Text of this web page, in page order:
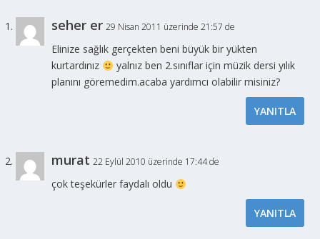
seher er 29 Nisan 2011 üzerinde 21:57 de
Elinize sağlık gerçekten beni büyük bir yükten
kurtardınız
yalnız ben 2.sınıflar için müzik dersi yılık
planını göremedim.acaba yardımcı olabilir misiniz?
YANITLA
murat 22 Eylül 2010 üzerinde 17:44 de
çok teşekürler faydalı oldu
YANITLA